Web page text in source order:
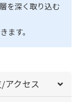
を深く取り込む
ます。
アクセス